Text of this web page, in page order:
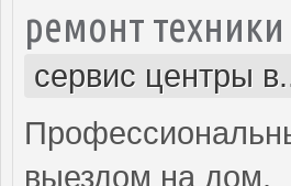
ремонт
сервис центры
выездом на дом.